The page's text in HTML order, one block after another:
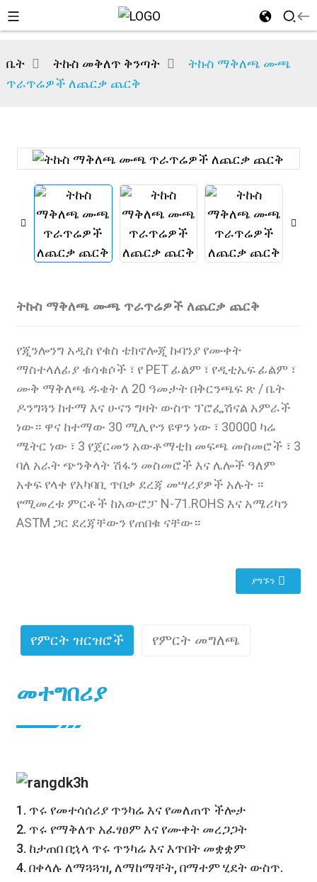
ቤት ትኩስ መቅለጥ ቅንጣት
ትኩስ ማቅለጫ ሙጫ
ጥራጥሬዎች ለጨርቃ ጨርቅ
ትኩስ ማቅለጫ ሙጫ ጥራጥሬዎች ለጨርቃ ጨርቅ
የጂንሎንግ አዲስ የቁስ ቴክኖሎጂ ኩባንያ የሙቀት
ማስተላለፊያ ቁሳቁሶች ፣ የ PET ፊልም ፣ የዲቲኤፍ ፊልም ፣
ሙቅ ማቅለጫ ዱቄት ለ 20 ዓመታት በቅርንጫፍ ጽ / ቤት
ዶንግጓን ከተማ እና ሁናን ግዛት ውስጥ ፕሮፌሽናል አምራች
ነው። ዋና ከተማው 30 ሚሊዮን ዩዋን ነው ፣ 30000 ካሬ
ሜትር ነው ፣ 3 የጀርመን አውቶማቲክ መፍጫ መስመሮች ፣ 3
ባለ አራት ጭንቅላት ሽፋን መስመሮች እና ሌሎች ዓለም
አቀፍ የላቀ የአካባቢ ጥበቃ ደረጃ መሣሪያዎች አሉት ።
የሚመረቱ ምርቶች ከአውሮፓ N-71.ROHS እና አሜሪካን
ASTM ጋር ደረጃቸውን የጠበቁ ናቸው።
ያግኙን
የምርት ዝርዝሮች የምርት መግለጫ
መተግበሪያ
1. ጥሩ የመተሳሰሪያ ጥንካሬ እና የመለጠጥ ችሎታ
2. ጥሩ የማቅለጥ አፈፃፀም እና የሙቀት መረጋጋት
3. ከታጠበ በኋላ ጥሩ ጥንካሬ እና እጥበት መቋቋም
4. በቀላሉ ለማጓጓዝ, ለማከማቸት, በማተም ሂደት ውስጥ.